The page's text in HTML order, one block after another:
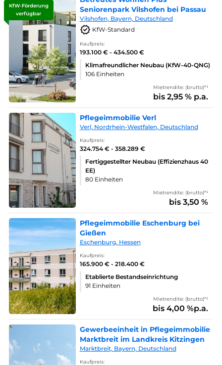
KfW-Förderung
verfügbar
Seniorenpark Vilshofen bei Passau
Vilshofen, Bayern, Deutschland
KfW-Standard
Kaufpreis:
193.100 € - 434.500 €
Klimafreundlicher Neubau (KfW-40-QNG)
106 Einheiten
Mietrendite: (brutto)*¹
bis 2,95 % p.a.
Pflegeimmobilie Verl
Verl, Nordrhein-Westfalen, Deutschland
Kaufpreis:
324.754 € - 358.289 €
Fertiggestellter Neubau (Effizienzhaus 40
EE)
80 Einheiten
Mietrendite: (brutto)*¹
bis 3,50 %
Pflegeimmobilie Eschenburg bei
Gießen
Eschenburg, Hessen
Kaufpreis:
165.900 € - 218.400 €
Etablierte Bestandseinrichtung
91 Einheiten
Mietrendite: (brutto)*¹
bis 4,00 %p.a.
Gewerbeeinheit in Pflegeimmobilie
Marktbreit im Landkreis Kitzingen
Marktbreit, Bayern, Deutschland
Kaufpreis: